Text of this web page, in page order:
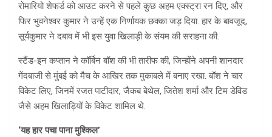
रोमारियो शेफर्ड को आउट करने से पहले कुछ अहम एक्स्ट्रा रन दिए, और
फिर भुवनेश्वर कुमार ने उन्हें एक निर्णायक छक्का जड़ दिया. हार के बावजूद,
सूर्यकुमार ने दबाव में भी इस युवा खिलाड़ी के संयम की सराहना की.
स्टैंड-इन कप्तान ने कॉर्बिन बॉश की भी तारीफ की, जिन्होंने अपनी शानदार
गेंदबाजी से मुंबई को मैच के आखिर तक मुकाबले में बनाए रखा. बॉश ने चार
विकेट लिए, जिनमें रजत पाटीदार, जैकब बेथेल, जितेश शर्मा और टिम डेविड
जैसे अहम खिलाड़ियों के विकेट शामिल थे.
‘यह हार पचा पाना मुश्किल’